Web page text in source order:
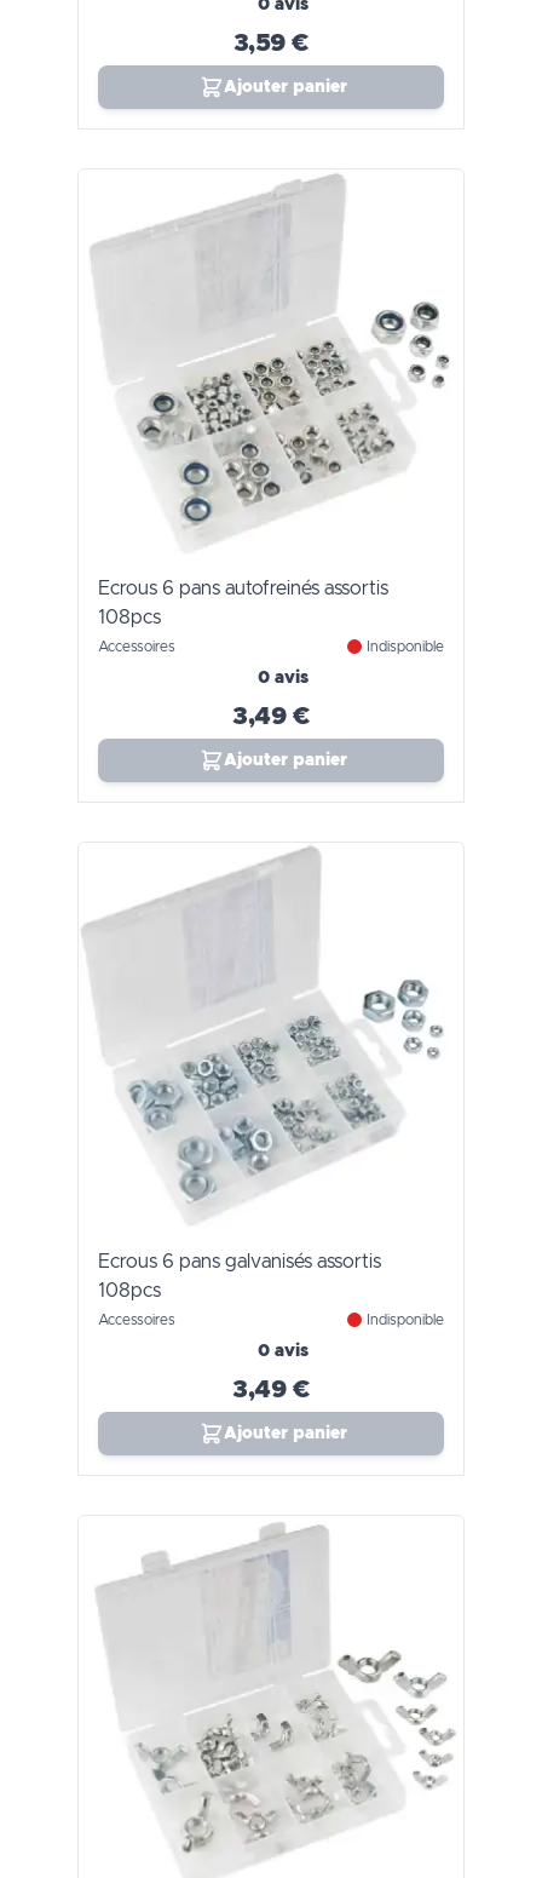
0 avis
3,59 €
Ajouter panier
Ecrous 6 pans autofreinés assortis
108pcs
Accessoires Indisponible
0 avis
3,49 €
Ajouter panier
Ecrous 6 pans galvanisés assortis
108pcs
Accessoires Indisponible
0 avis
3,49 €
Ajouter panier